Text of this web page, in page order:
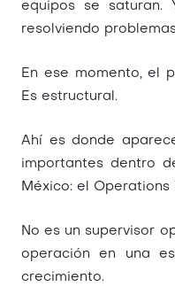
equipos se saturan.
resolviendo
En ese momento, el
Es estructural.
Ahí es donde
importantes dentro
México: el Operations
No es un supervisor
operación en una
crecimiento.